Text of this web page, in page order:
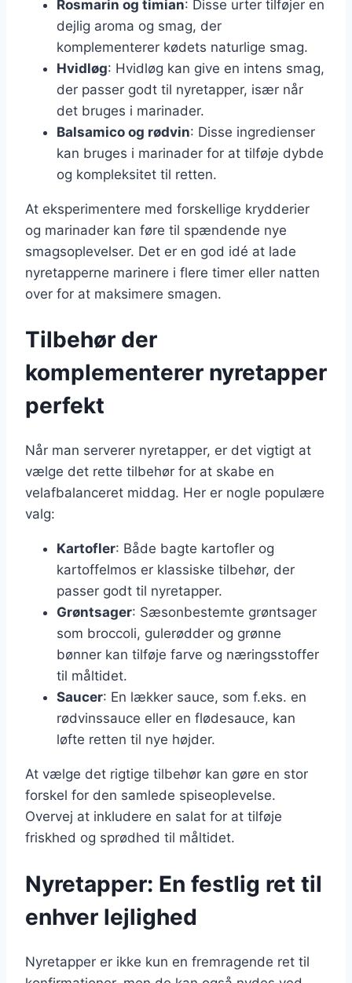
Rosmarin og timian: Disse urter tilføjer en
dejlig aroma og smag, der
komplementerer kødets naturlige smag.
Hvidløg: Hvidløg kan give en intens smag,
der passer godt til nyretapper, især når
det bruges i marinader.
Balsamico og rødvin: Disse ingredienser
kan bruges i marinader for at tilføje dybde
og kompleksitet til retten.
At eksperimentere med forskellige krydderier
og marinader kan føre til spændende nye
smagsoplevelser. Det er en god idé at lade
nyretapperne marinere i flere timer eller natten
over for at maksimere smagen.
Tilbehør der
komplementerer nyretapper
perfekt
Når man serverer nyretapper, er det vigtigt at
vælge det rette tilbehør for at skabe en
velafbalanceret middag. Her er nogle populære
valg:
Kartofler: Både bagte kartofler og
kartoffelmos er klassiske tilbehør, der
passer godt til nyretapper.
Grøntsager: Sæsonbestemte grøntsager
som broccoli, gulerødder og grønne
bønner kan tilføje farve og næringsstoffer
til måltidet.
Saucer: En lækker sauce, som f.eks. en
rødvinssauce eller en flødesauce, kan
løfte retten til nye højder.
At vælge det rigtige tilbehør kan gøre en stor
forskel for den samlede spiseoplevelse.
Overvej at inkludere en salat for at tilføje
friskhed og sprødhed til måltidet.
Nyretapper: En festlig ret til
enhver lejlighed
Nyretapper er ikke kun en fremragende ret til